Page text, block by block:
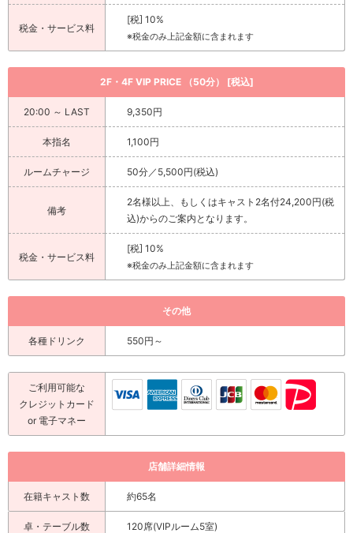
税金・サービス料
[税] 10%
※税金のみ上記金額に含まれます
2F・4F VIP PRICE （50分） [税込]
20:00 ～ LAST 9,350円
本指名 1,100円
ルームチャージ 50分／5,500円(税込)
備考
2名様以上、もしくはキャスト2名付24,200円(税
込)からのご案内となります。
税金・サービス料
[税] 10%
※税金のみ上記金額に含まれます
その他
各種ドリンク 550円～
ご利用可能な
クレジットカード
or 電子マネー
店舗詳細情報
在籍キャスト数 約65名
卓・テーブル数 120席(VIPルーム5室)